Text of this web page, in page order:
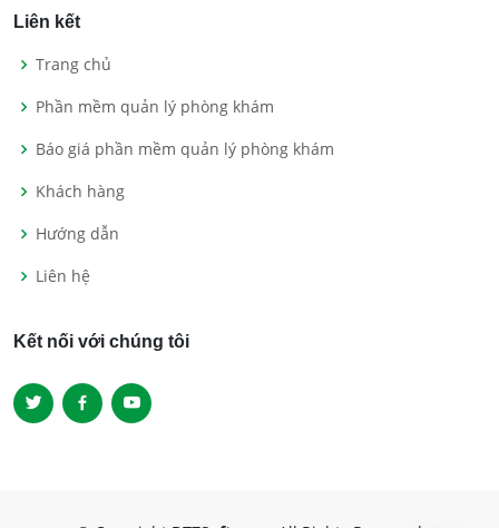
Liên kết
Trang chủ
Phần mềm quản lý phòng khám
Báo giá phần mềm quản lý phòng khám
Khách hàng
Hướng dẫn
Liên hệ
Kết nối với chúng tôi